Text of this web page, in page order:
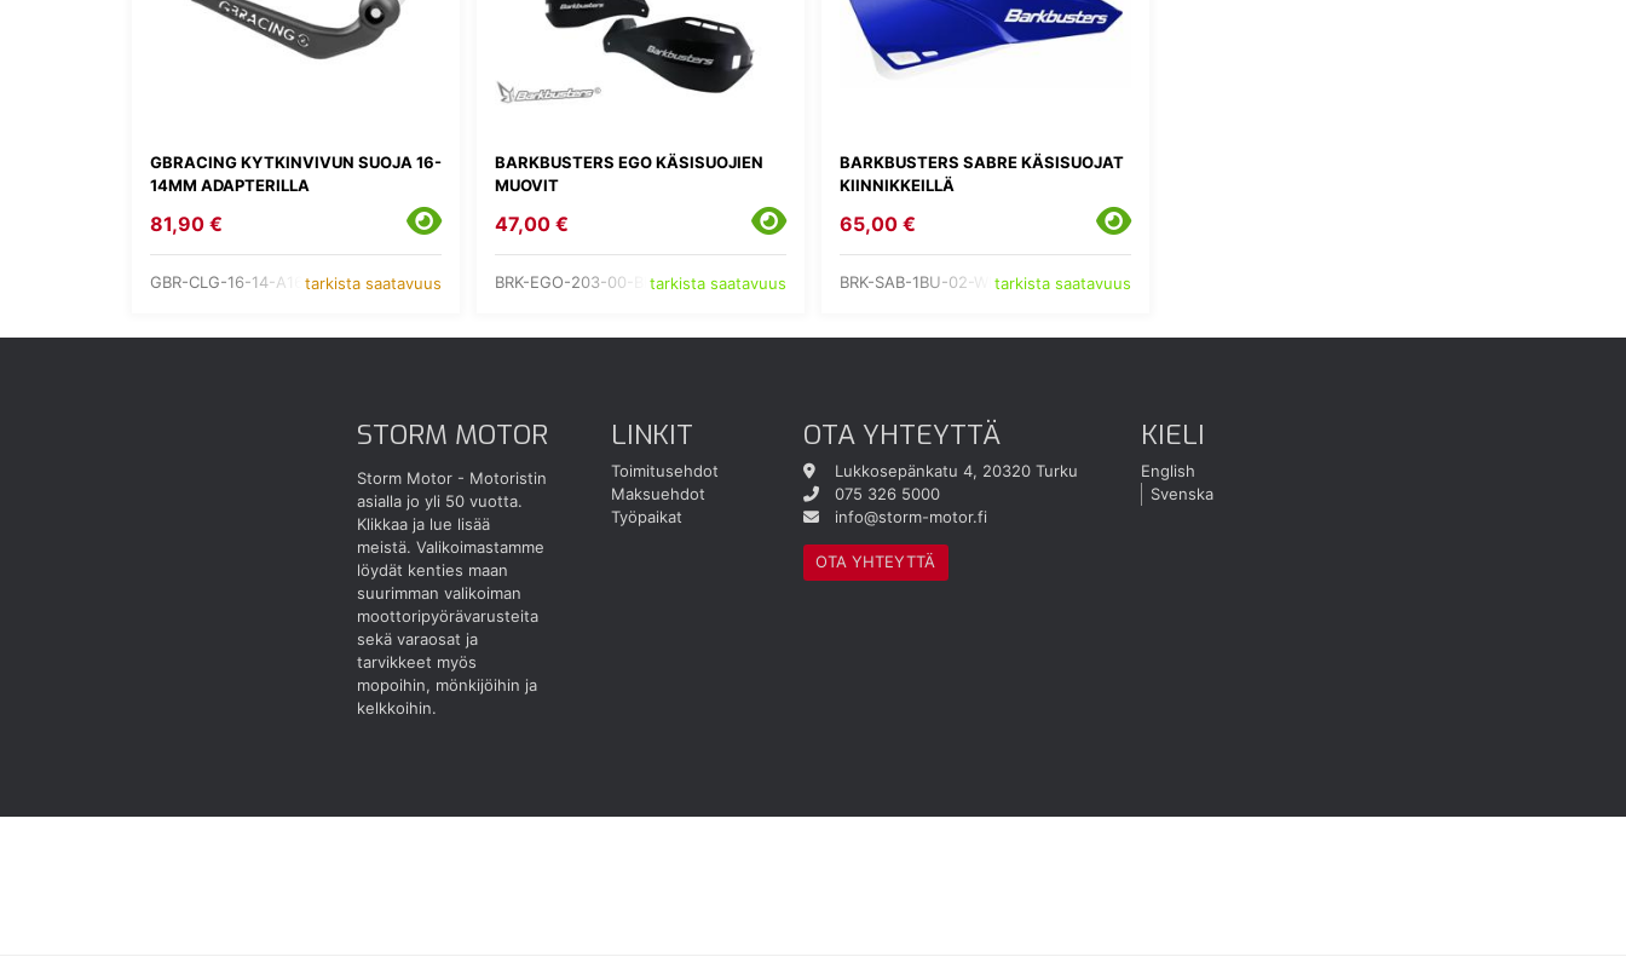
GBRACING KYTKINVIVUN SUOJA 16-
14MM ADAPTERILLA
81,90 €
GBR-CLG-16-14-A160tarkista saatavuus
BARKBUSTERS EGO KÄSISUOJIEN
MUOVIT
47,00 €
BRK-EGO-203-00-BKtarkista saatavuus
BARKBUSTERS SABRE KÄSISUOJAT
KIINNIKKEILLÄ
65,00 €
BRK-SAB-1BU-02-WHtarkista saatavuus
STORM MOTOR
Storm Motor - Motoristin
asialla jo yli 50 vuotta.
Klikkaa ja lue lisää
meistä. Valikoimastamme
löydät kenties maan
suurimman valikoiman
moottoripyörävarusteita
sekä varaosat ja
tarvikkeet myös
mopoihin, mönkijöihin ja
kelkkoihin.
LINKIT
Toimitusehdot
Maksuehdot
Työpaikat
OTA YHTEYTTÄ
Lukkosepänkatu 4, 20320 Turku
075 326 5000
info@storm-motor.fi
OTA YHTEYTTÄ
KIELI
English
Svenska